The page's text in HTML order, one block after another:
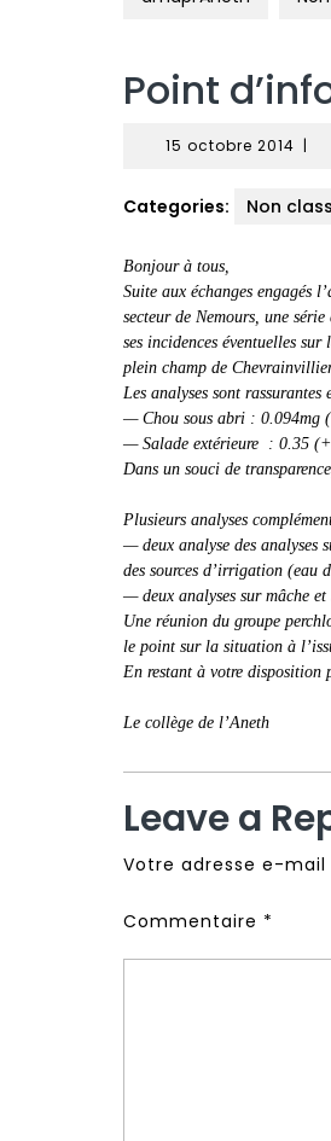
Point
15 octobre 2014 15|
Categories: Non
Bonjour à tous,
Suite aux échanges engagés
secteur de Nemours, une
ses incidences éventuelles
plein champ de
Les analyses sont
— Chou sous abri : 0.094mg
— Salade extérieure : 0.35 (+
Dans un souci de
Plusieurs analyses
— deux analyse des analyses
des sources d’irrigation (eau
— deux analyses sur mâche et
Une réunion du groupe
le point sur la situation à
En restant à votre disposition
Le collège de l’Aneth
Leave a
Votre adresse e-mail
Commentaire *